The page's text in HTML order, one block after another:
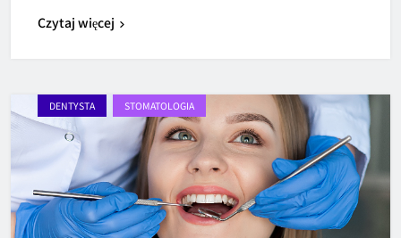
Czytaj więcej
DENTYSTA STOMATOLOGIA